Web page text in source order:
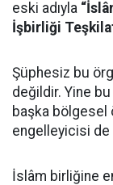
eski adıyla
İşbirliği
Şüphesiz bu
değildir. Yine
başka bölgesel
engelleyicisi de
İslâm birliğine